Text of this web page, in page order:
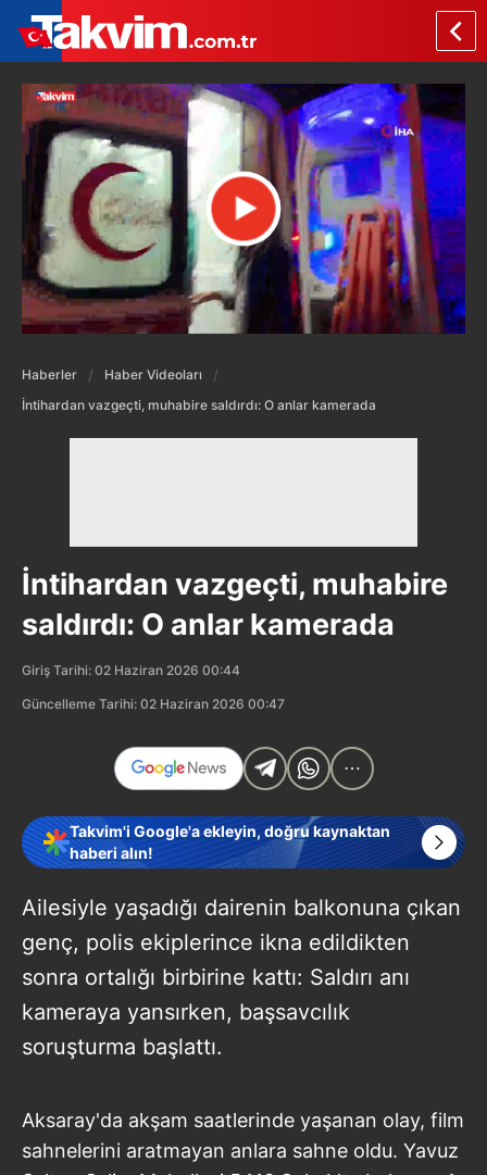
Haberler
Haber Videoları
İntihardan vazgeçti, muhabire saldırdı: O anlar kamerada
İntihardan vazgeçti, muhabire
saldırdı: O anlar kamerada
Giriş Tarihi: 02 Haziran 2026 00:44
Güncelleme Tarihi: 02 Haziran 2026 00:47
Takvim'i Google'a ekleyin, doğru kaynaktan
haberi alın!
Ailesiyle yaşadığı dairenin balkonuna çıkan
genç, polis ekiplerince ikna edildikten
sonra ortalığı birbirine kattı: Saldırı anı
kameraya yansırken, başsavcılık
soruşturma başlattı.
Aksaray'da akşam saatlerinde yaşanan olay, film
sahnelerini aratmayan anlara sahne oldu. Yavuz